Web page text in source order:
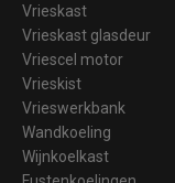
Vrieskast
Vrieskast glasdeur
Vriescel motor
Vrieskist
Vrieswerkbank
Wandkoeling
Wijnkoelkast